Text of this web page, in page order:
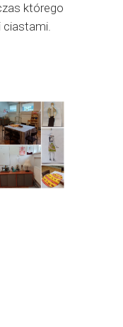
którego
ciastami.